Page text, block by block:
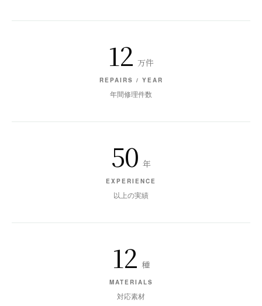
12 万件
REPAIRS / YEAR
年間修理件数
50 年
EXPERIENCE
以上の実績
12 種
MATERIALS
対応素材